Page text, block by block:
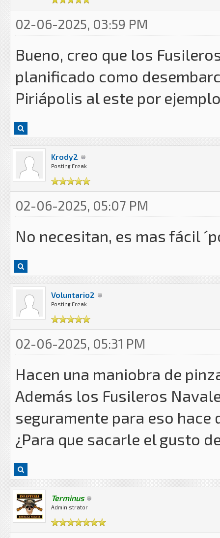
02-06-2025, 03:59 PM
Bueno, creo que los
planificado como
Piriápolis al este por
Krody2
Posting Freak
02-06-2025, 05:07 PM
No necesitan, es mas fácil
Voluntario2
Posting Freak
02-06-2025, 05:31 PM
Hacen una maniobra de
Además los Fusileros
seguramente para eso hace
¿Para que sacarle el gusto
Terminus
Administrator